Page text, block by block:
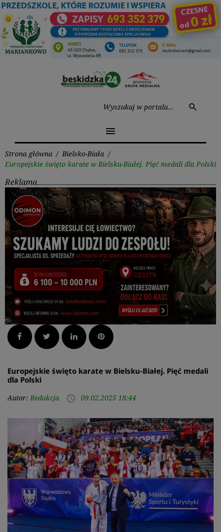
Przejdź
do
treści
search
menu
Strona główna / Bielsko-Biała /
Europejskie święto karate w Bielsku-Białej. Pięć medali dla Polski
Reklama
Facebook Twitter LinkedInPinterest
Europejskie święto karate w Bielsku-Białej. Pięć medali
dla Polski
Autor: Redakcja access_time 09.02.2025 18:44